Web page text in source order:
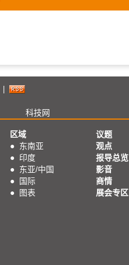
科技网
区域
● 东南亚
● 印度
● 东亚/中国
●
国际
●
图表
议题
观点
报导总览
影音
商情
展会专区